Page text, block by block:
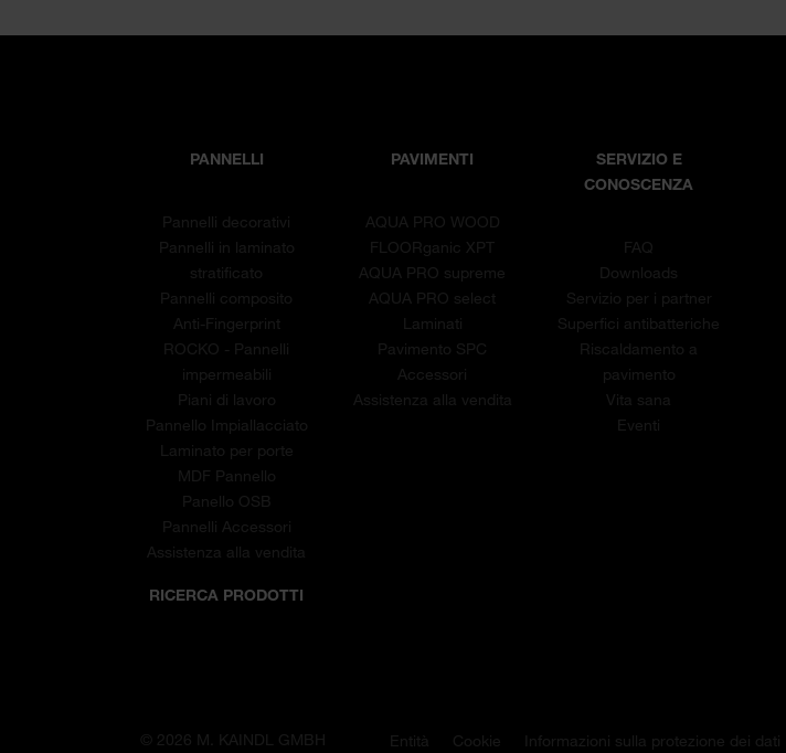
PANNELLI
Pannelli decorativi
Pannelli in laminato
stratificato
Pannelli composito
Anti-Fingerprint
ROCKO - Pannelli
impermeabili
Piani di lavoro
Pannello Impiallacciato
Laminato per porte
MDF Pannello
Panello OSB
Pannelli Accessori
Assistenza alla vendita
PAVIMENTI
AQUA PRO WOOD
FLOORganic XPT
AQUA PRO supreme
AQUA PRO select
Laminati
Pavimento SPC
Accessori
Assistenza alla vendita
SERVIZIO E
CONOSCENZA
FAQ
Downloads
Servizio per i partner
Superfici antibatteriche
Riscaldamento a
pavimento
Vita sana
Eventi
RICERCA PRODOTTI
Entità Cookie Informazioni sulla protezione dei dati
© 2026 M. KAINDL GMBH